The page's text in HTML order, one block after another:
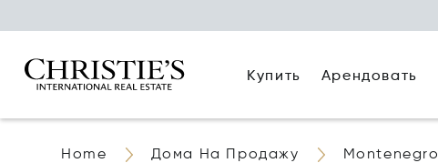
Купить Арендовать
Home Дома На Продажу Montenegro